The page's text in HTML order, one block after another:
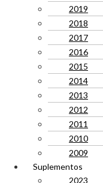
2019
2018
2017
2016
2015
2014
2013
2012
2011
2010
2009
Suplementos
2023